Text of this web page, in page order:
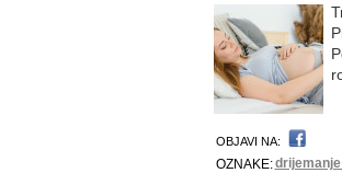
OBJAVI NA:
OZNAKE: